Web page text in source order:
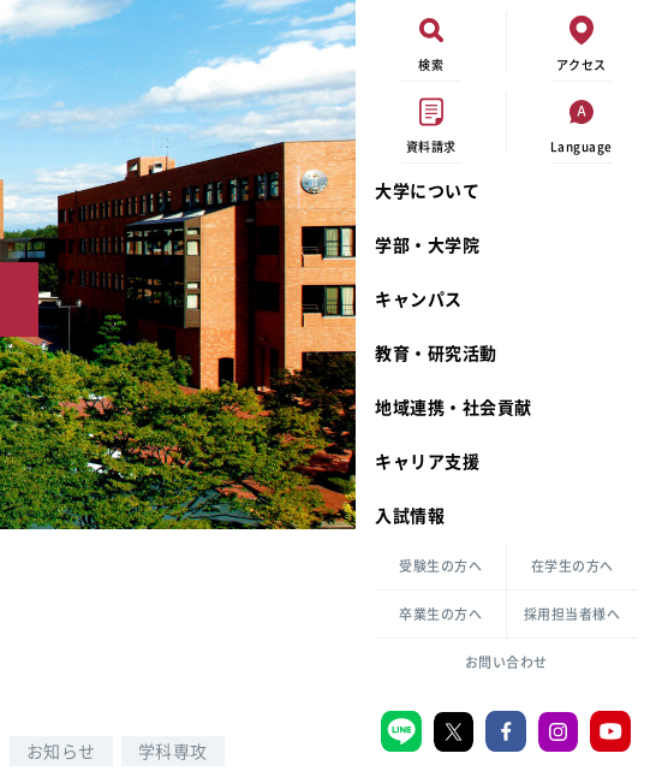
検索 アクセス
資料請求 Language
大学について
宮城学院 校歌
礼拝堂
カリキュラム・ポリシー
倫理憲章
ハラスメントの防止
共生のための多様性宣言
学部・大学院
生活文化デザイン学科
一般教育課程
キャンパス
奨学金
大学祭
キャンパスメンバーズ
教職センター
学芸員課程
図書館司書課程
教育・研究活動動物実験に関する情報公開
キリスト教文化研究所
生活環境科学研究所
地域連携・社会貢献
カリキュラム・入室方法
キャリア支援
入試情報
受験生の方へ 在学生の方へ
卒業生の方へ 採用担当者様へ
お問い合わせ
お知らせ 学科専攻